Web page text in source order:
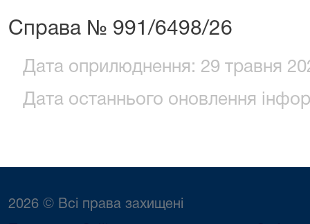
Справа № 991/6498/26
Дата оприлюднення: 29 травня
Дата останнього оновлення
2026 © Всі права захищені